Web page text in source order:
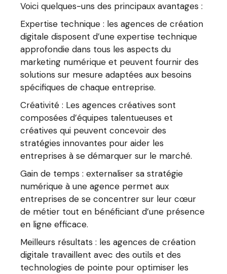
Voici quelques-uns des principaux avantages :
Expertise technique : les agences de création
digitale disposent d’une expertise technique
approfondie dans tous les aspects du
marketing numérique et peuvent fournir des
solutions sur mesure adaptées aux besoins
spécifiques de chaque entreprise.
Créativité : Les agences créatives sont
composées d’équipes talentueuses et
créatives qui peuvent concevoir des
stratégies innovantes pour aider les
entreprises à se démarquer sur le marché.
Gain de temps : externaliser sa stratégie
numérique à une agence permet aux
entreprises de se concentrer sur leur cœur
de métier tout en bénéficiant d’une présence
en ligne efficace.
Meilleurs résultats : les agences de création
digitale travaillent avec des outils et des
technologies de pointe pour optimiser les